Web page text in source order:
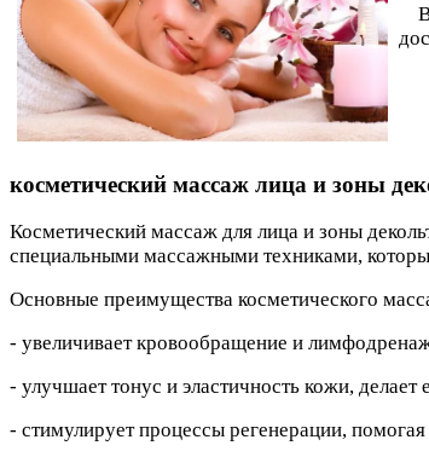
косметический массаж лица и зоны
Косметический массаж для лица и зоны
специальными массажными техниками,
Основные преимущества косметического
- увеличивает кровообращение и
- улучшает тонус и эластичность кожи, делает
- стимулирует процессы регенерации,